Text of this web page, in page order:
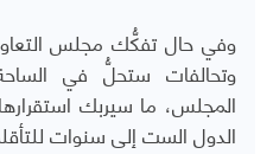
وفي حال تفكُّك مجلس
وتحالفات ستحلُّ في
المجلس، ما سيربك
الدول الست إلى سنوات